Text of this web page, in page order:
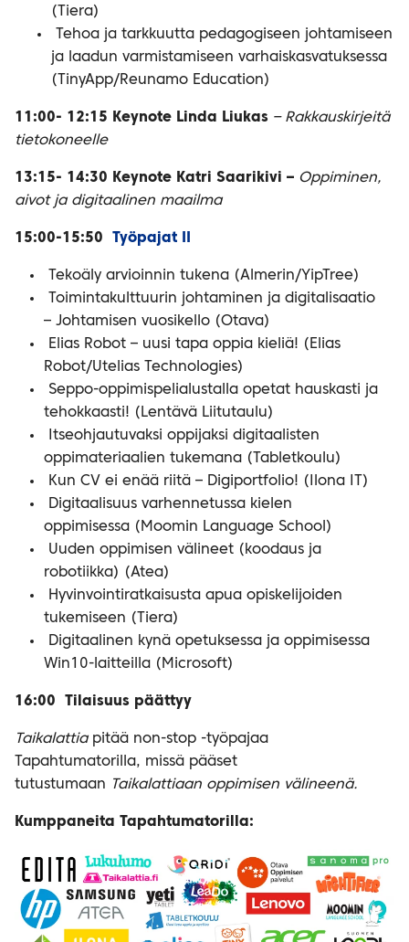
(Tiera)
Tehoa ja tarkkuutta pedagogiseen johtamiseen
ja laadun varmistamiseen varhaiskasvatuksessa
(TinyApp/Reunamo Education)
11:00- 12:15 Keynote Linda Liukas – Rakkauskirjeitä
tietokoneelle
13:15- 14:30 Keynote Katri Saarikivi – Oppiminen,
aivot ja digitaalinen maailma
15:00-15:50 Työpajat II
Tekoäly arvioinnin tukena (Almerin/YipTree)
Toimintakulttuurin johtaminen ja digitalisaatio
– Johtamisen vuosikello (Otava)
Elias Robot – uusi tapa oppia kieliä! (Elias
Robot/Utelias Technologies)
Seppo-oppimispelialustalla opetat hauskasti ja
tehokkaasti! (Lentävä Liitutaulu)
Itseohjautuvaksi oppijaksi digitaalisten
oppimateriaalien tukemana (Tabletkoulu)
Kun CV ei enää riitä – Digiportfolio! (Ilona IT)
Digitaalisuus varhennetussa kielen
oppimisessa (Moomin Language School)
Uuden oppimisen välineet (koodaus ja
robotiikka) (Atea)
Hyvinvointiratkaisusta apua opiskelijoiden
tukemiseen (Tiera)
Digitaalinen kynä opetuksessa ja oppimisessa
Win10-laitteilla (Microsoft)
16:00 Tilaisuus päättyy
Taikalattiapitää non-stop -työpajaa
Tapahtumatorilla, missä pääset
tutustumaan Taikalattiaan oppimisen välineenä.
Kumppaneita Tapahtumatorilla: